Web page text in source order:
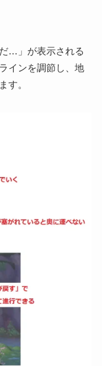
…」が表示される
インを調節し、地
す。